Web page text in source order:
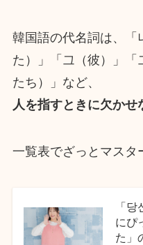
韓国語の代名詞は、「
た）」「그（彼）」「
たち）」など、
人を指すときに欠かせ
一覧表でざっとマスタ
「
にぴ
た」